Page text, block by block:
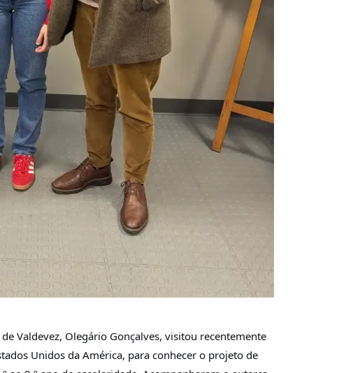
Valdevez, Olegário Gonçalves, visitou recentemente
Unidos da América, para conhecer o projeto de